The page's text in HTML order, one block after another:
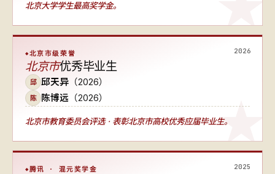
北京大学学生最高奖学金。
2026
北京市级荣誉
北京市优秀毕业生
邱 邱天异 （2026）
陈 陈博远 （2026）
北京市教育委员会评选 · 表彰北京市高校优秀应届毕业生。
2025
腾讯 · 混元奖学金